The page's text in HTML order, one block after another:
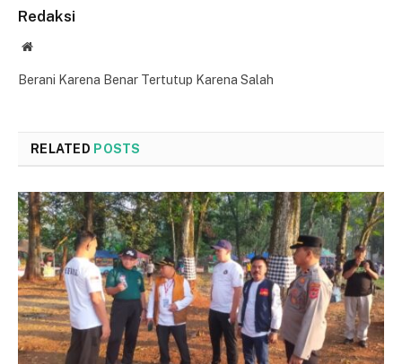
Redaksi
Website
Berani Karena Benar Tertutup Karena Salah
RELATED POSTS